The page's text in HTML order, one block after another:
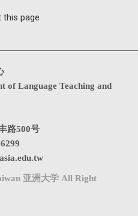
this page
of Language Teaching and
路500号
亚洲大学 All Right